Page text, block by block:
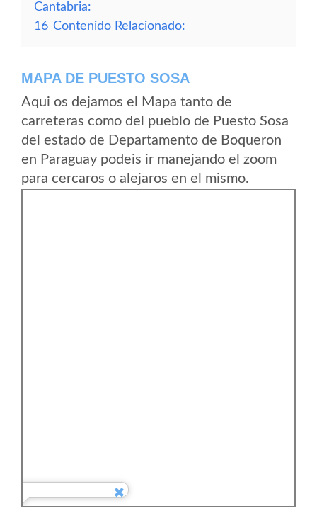
Cantabria:
16 Contenido Relacionado:
MAPA DE PUESTO SOSA
Aqui os dejamos el Mapa tanto de
carreteras como del pueblo de Puesto Sosa
del estado de Departamento de Boqueron
en Paraguay podeis ir manejando el zoom
para cercaros o alejaros en el mismo.